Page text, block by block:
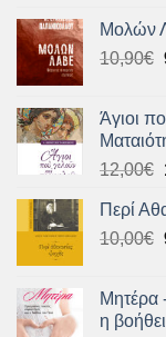
Μολών
10,90€
Άγιοι
12,00€
Περί
10,00€
Μητέρα
η